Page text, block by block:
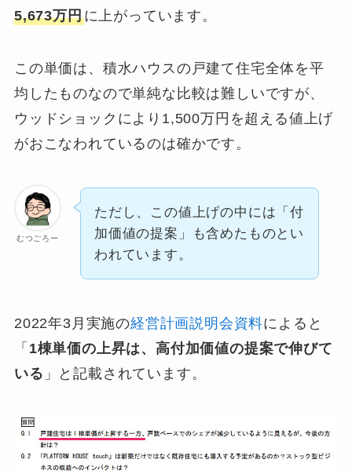
5,673万円に上がっています。
この単価は、積水ハウスの戸建て住宅全体を平
均したものなので単純な比較は難しいですが、
ウッドショックにより1,500万円を超える値上げ
がおこなわれているのは確かです。
むつごろー
ただし、この値上げの中には「付
加価値の提案」も含めたものとい
われています。
2022年3月実施の経営計画説明会資料によると
「 1棟単価の上昇は、高付加価値の提案で伸びて
いる 」と記載されています。